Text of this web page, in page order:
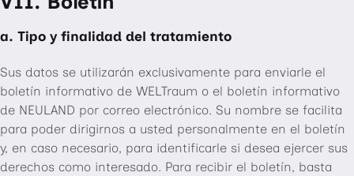
a. Tipo y finalidad del tratamiento
Sus datos se utilizarán exclusivamente para enviarle el
boletín informativo de WELTraum o el boletín informativo
de NEULAND por correo electrónico. Su nombre se facilita
para poder dirigirnos a usted personalmente en el boletín
y, en caso necesario, para identificarle si desea ejercer sus
derechos como interesado. Para recibir el boletín, basta